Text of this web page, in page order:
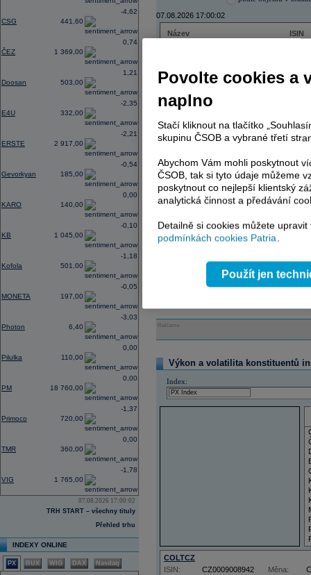
CSG 441,60
-4,62
ČEZ 1 369,00
0,74
Doosan 503,00
1,21
E4U 332,00
-2,35
ERSTE 2 917,00
-2,21
Gevorkyan 185,00
-0,54
KARO 140,00
0,00
KB 1 045,00
-0,10
Kofola 501,00
-1,18
MONETA 197,00
-0,05
Photon 6,40
-3,03
Pilulka 110,00
0,00
PM 18 760,00
0,00
Primoco 720,00
-1,37
TMR 360,00
0,00
VIG 1 765,00
-1,78
07.08.2026 17:00:02
TRH START – všechny tituly
Přehled trhu
INDEXY ONLINE
PX BUX WIG DAX Nasdaq
07.08.2026 17:00:02
Název
ISIN
ERSTE BANK
TMR
AD index - vývoj
Region
Reklama
Výkon a volatilita konstituentů
Index:
COLTCZ
ISIN: CZ0009008942 Měna:
Povolte cookies a
naplno
Stačí kliknout na tlačítko
skupinu ČSOB a vybrané třetí
Abychom Vám mohli poskytnout
ČSOB, tak si tyto údaje můžeme
poskytnout co nejlepší klientský
analytická činnost a předávání
Detailně si cookies můžete
podmínkách cookies Patria.
Použít jen